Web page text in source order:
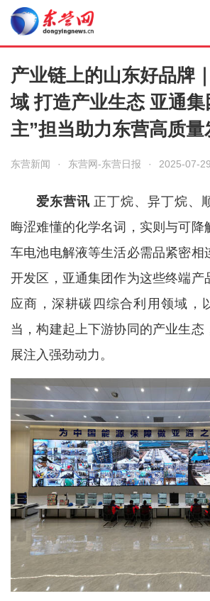
产业链上的山东好品牌
域 打造产业生态 亚通集
主”担当助力东营高质量
东营新闻 · 东营网-东营日报 · 2025-07-
爱东营讯 正丁烷、异丁烷
晦涩难懂的化学名词，实则与可降
车电池电解液等生活必需品紧密相
开发区，亚通集团作为这些终端产
应商，深耕碳四综合利用领域，
当，构建起上下游协同的产业生态
展注入强劲动力。